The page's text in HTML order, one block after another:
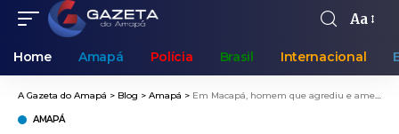
Aa
Home Amapá Polícia Brasil Internacional
A Gazeta do Amapá > Blog > Amapá > Em Macapá, homem que agrediu e ameaçou estrangular a companheira com uma corrente é preso em flagrante pela polícia civil
AMAPÁ